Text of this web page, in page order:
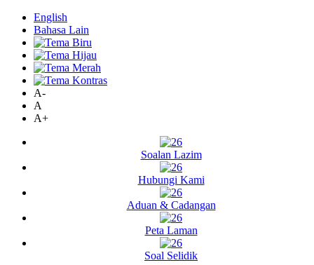
English
Bahasa Lain
A-
A
A+
Soalan Lazim
Hubungi Kami
Aduan & Cadangan
Peta Laman
Soal Selidik